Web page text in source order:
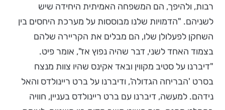
רבות, ולהיפך, הם המשפחה האמיתית היחידה שיש
לשניהם. "הדמויות שלנו מבוססות על מערכת היחסים בין
השחקן לפעלולן שלו, הם מבלים את הקריירה שלהם
בצמוד האחד לשני, דבר שהיה נפוץ אז", אומר פיט.
"דיברנו על סטיב מקווין ובאד אקינס שהיו צוות מנצח
בסרט 'הבריחה הגדולה', ודיברנו על ברט ריינולדס והאל
נידהם. למעשה, דיברנו עם ברט ריינולדס בעניין, חוויה